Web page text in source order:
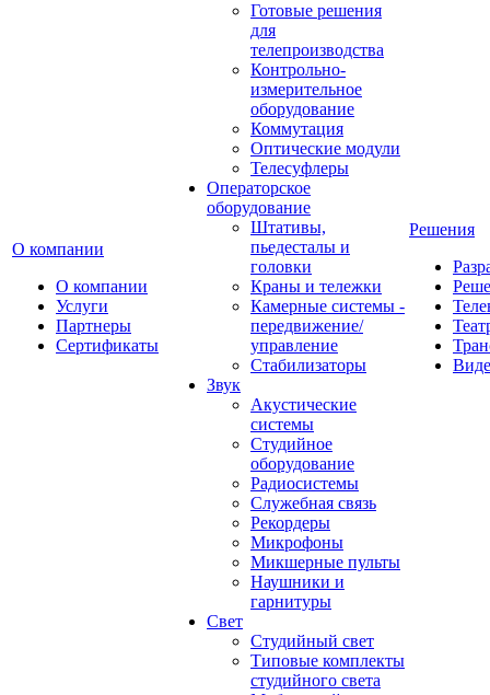
О компании
О компании
Услуги
Партнеры
Сертификаты
Готовые решения
для
телепроизводства
Контрольно-
измерительное
оборудование
Коммутация
Оптические модули
Телесуфлеры
Операторское
оборудование
Штативы,
пьедесталы и
головки
Краны и тележки
Камерные системы -
передвижение/
управление
Стабилизаторы
Звук
Акустические
системы
Студийное
оборудование
Радиосистемы
Служебная связь
Рекордеры
Микрофоны
Микшерные пульты
Наушники и
гарнитуры
Свет
Студийный свет
Типовые комплекты
студийного света
Решения